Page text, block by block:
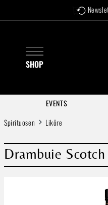
Zum Hauptinhalt springen
SHOP
EVENTS
Spirituosen
Liköre
Drambuie